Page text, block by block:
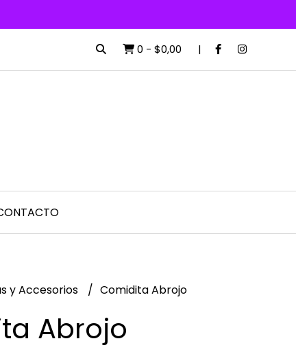
0 - $0,00
y Accesorios Comidita Abrojo
Abrojo